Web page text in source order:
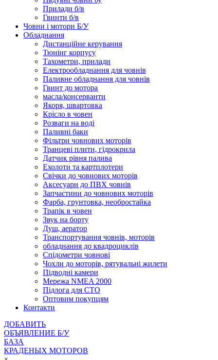
Прилади б/в
Гвинти б/в
Човни і мотори Б/У
Обладнання
Дистанційне керування
Тюнінг корпусу
Тахометри, прилади
Електрообладнання для човнів
Паливне обладнання для човнів
Гвинт до мотора
масла/консерванти
Якоря, швартовка
Крісло в човен
Розваги на воді
Паливні баки
Фільтри човнових моторів
Транцеві плити, гідрокрила
Датчик рівня палива
Ехолоти та картплотери
Cвічки до човнових моторів
Аксесуари до ПВХ човнів
Запчастини до човнових моторів
Фарба, грунтовка, необростайка
Трапік в човен
Звук на борту
Душ, аератор
Транспортування човнів, моторів
обладнання до квадроциклів
Спідометри човнові
Чохли до моторів, рятувальні жилети
Підводні камери
Мережа NMEA 2000
Підлога для СТО
Оптовим покупцям
Контакти
ДОБАВИТЬ
ОБЪЯВЛЕНИЕ Б/У
БАЗА
КРАДЕНЫХ МОТОРОВ